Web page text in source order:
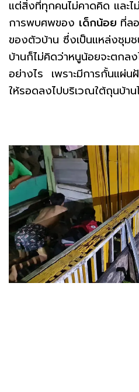
แต่สิ่งที่ทุกคนไม่คาดคิด และ
การพบศพของ เด็กน้อย ที่ล
ของตัวบ้าน ซึ่งเป็นแหล่งชุม
บ้านก็ไม่คิดว่าหนูน้อยจะตกลง
อย่างไร เพราะมีการกั้นแผ่น
ให้รอดลงไปบริเวณใต้ถุนบ้าน